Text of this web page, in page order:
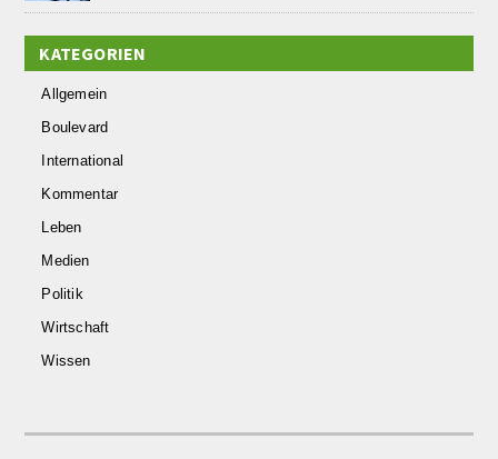
KATEGORIEN
Allgemein
Boulevard
International
Kommentar
Leben
Medien
Politik
Wirtschaft
Wissen